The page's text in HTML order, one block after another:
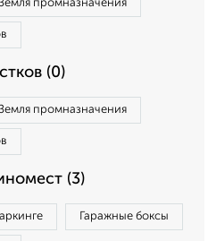
промназначения
(0)
промназначения
(3)
Гаражные боксы